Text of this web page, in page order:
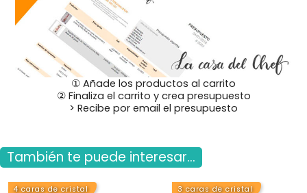
① Añade los productos al carrito
② Finaliza el carrito y crea presupuesto
> Recibe por email el presupuesto
También te puede interesar...
4 caras de cristal 3 caras de cristal